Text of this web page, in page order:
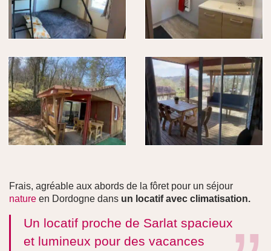
Frais, agréable aux abords de la fôret pour un séjour
nature en Dordogne dans un locatif avec climatisation.
Un locatif proche de Sarlat spacieux
et lumineux pour des vacances